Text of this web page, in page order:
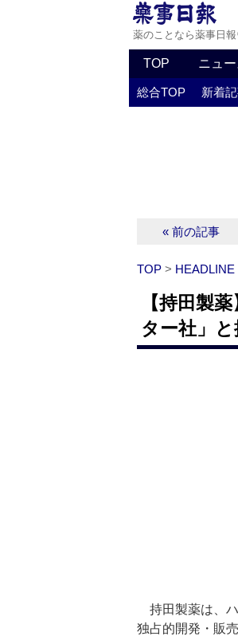
薬のことなら薬事日
TOP ニュー
総合TOP 新着
« 前の記事
TOP > HEADLINE
【持田製
ター社」
持田製薬は、ハ
独占的開発・販